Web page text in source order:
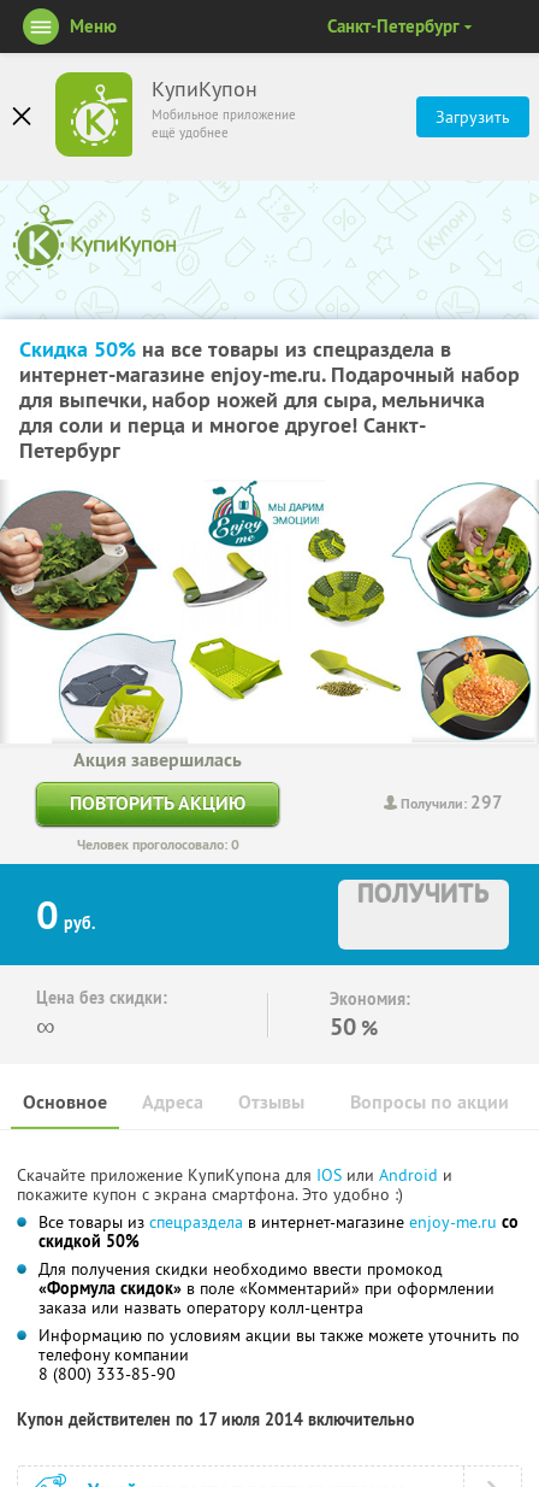
КупиКупон
Мобильное приложение
ещё удобнее
Загрузить
Меню Санкт-Петербург
Скидка 50% на все товары из спецраздела в
интернет-магазине enjoy-me.ru. Подарочный набор
для выпечки, набор ножей для сыра, мельничка
для соли и перца и многое другое! Санкт-
Петербург
Получили: 297
Акция завершилась
ПОВТОРИТЬ АКЦИЮ
Человек проголосовало: 0
0 руб.
ПОЛУЧИТЬ
Цена без скидки:
∞
Экономия:
50 %
Основное Отзывы Вопросы по акции
Адреса
Скачайте приложение КупиКупона для IOS или Android и
покажите купон с экрана смартфона. Это удобно :)
Все товары из спецраздела в интернет-магазине enjoy-me.ru со
скидкой 50%
Для получения скидки необходимо ввести промокод
«Формула скидок» в поле «Комментарий» при оформлении
заказа или назвать оператору колл-центра
Информацию по условиям акции вы также можете уточнить по
телефону компании
8 (800) 333-85-90
Купон действителен по 17 июля 2014 включительно